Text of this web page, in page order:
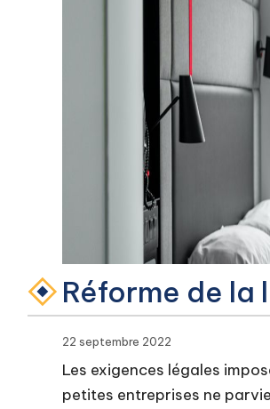
Réforme de
22 septembre 2022
Les exigences légales
petites entreprises ne